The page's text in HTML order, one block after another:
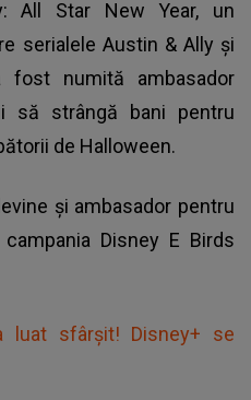
All Star New Year, un
serialele Austin & Ally și
numită ambasador
să strângă bani pentru
de Halloween.
și ambasador pentru
Disney E Birds
luat sfârșit! Disney+ se